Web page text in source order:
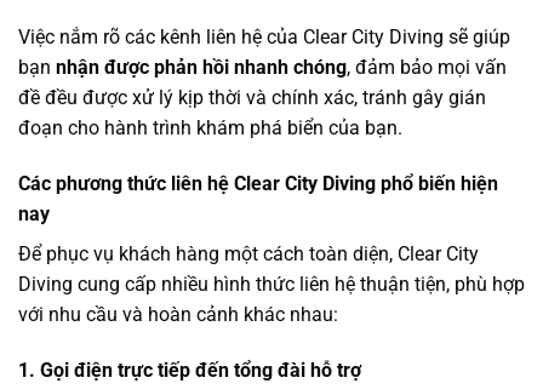
Việc nắm rõ các kênh liên hệ của Clear City Diving sẽ giúp
bạn nhận được phản hồi nhanh chóng, đảm bảo mọi vấn
đề đều được xử lý kịp thời và chính xác, tránh gây gián
đoạn cho hành trình khám phá biển của bạn.
Các phương thức liên hệ Clear City Diving phổ biến hiện
nay
Để phục vụ khách hàng một cách toàn diện, Clear City
Diving cung cấp nhiều hình thức liên hệ thuận tiện, phù hợp
với nhu cầu và hoàn cảnh khác nhau:
1. Gọi điện trực tiếp đến tổng đài hỗ trợ